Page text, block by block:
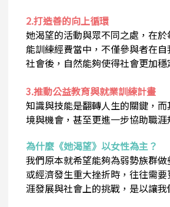
2.打造善的向上循環
她渴望的活動與眾不同之處，在
能訓練經費當中，不僅參與者在
社會後，自然能夠使得社會更加
3.推動公益教育與就業訓練計畫
知識與技能是翻轉人生的關鍵，
境與機會，甚至更進一步協助職
為什麼《她渴望》以女性為主？
我們原本就希望能夠為弱勢族群
或經濟發生重大挫折時，往往需
涯發展與社會上的挑戰，是以讓